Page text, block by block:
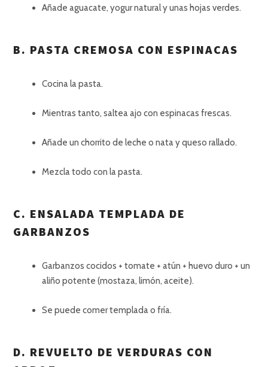
Añade aguacate, yogur natural y unas hojas verdes.
B. PASTA CREMOSA CON ESPINACAS
Cocina la pasta.
Mientras tanto, saltea ajo con espinacas frescas.
Añade un chorrito de leche o nata y queso rallado.
Mezcla todo con la pasta.
C. ENSALADA TEMPLADA DE
GARBANZOS
Garbanzos cocidos + tomate + atún + huevo duro + un
aliño potente (mostaza, limón, aceite).
Se puede comer templada o fría.
D. REVUELTO DE VERDURAS CON